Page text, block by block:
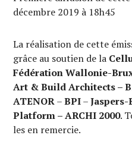
décembre 2019 à 18h45
La réalisation de cette
grâce au soutien de la
Fédération Wallonie-
Art & Build Architects –
ATENOR–BPI–Jaspers-
Platform – ARCHI 2000.
les en remercie.